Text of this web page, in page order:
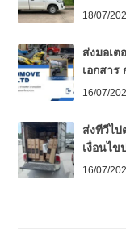
18/07/
ส่งมอเ
เอกสาร
16/07/
ส่งทีวีไป
เงื่อนไข
16/07/